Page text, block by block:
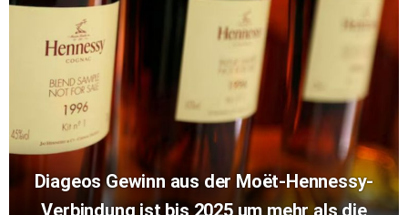
Diageos Gewinn aus der Moët-Hennessy-
Verbindung ist bis 2025 um mehr als die